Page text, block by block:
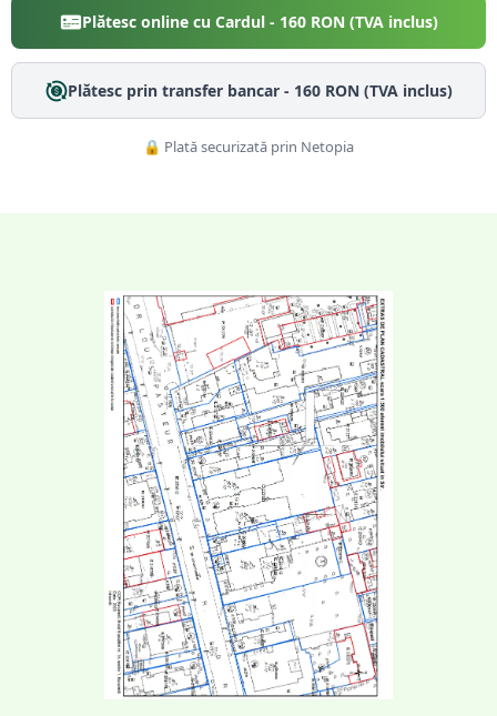
Plătesc online cu Cardul - 160RON (TVA inclus)
Plătesc prin transfer bancar - 160RON (TVA inclus)
🔒 Plată securizată prin Netopia